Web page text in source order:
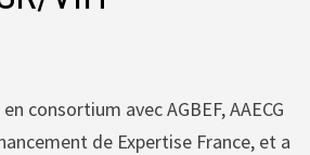
consortium avec AGBEF, AAECG
de Expertise France, et a